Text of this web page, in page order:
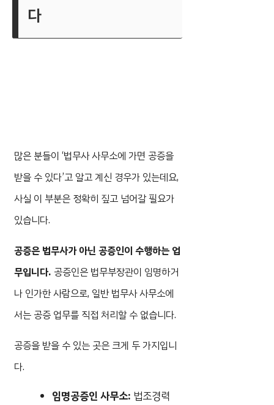
다
많은 분들이 ‘법무사 사무소에 가면 공증을
받을 수 있다’고 알고 계신 경우가 있는데요,
사실 이 부분은 정확히 짚고 넘어갈 필요가
있습니다.
공증은 법무사가 아닌 공증인이 수행하는 업
무입니다. 공증인은 법무부장관이 임명하거
나 인가한 사람으로, 일반 법무사 사무소에
서는 공증 업무를 직접 처리할 수 없습니다.
공증을 받을 수 있는 곳은 크게 두 가지입니
다.
임명공증인 사무소: 법조경력